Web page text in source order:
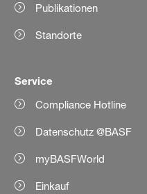
Publikationen
Standorte
Service
Compliance Hotline
Datenschutz @BASF
myBASFWorld
Einkauf